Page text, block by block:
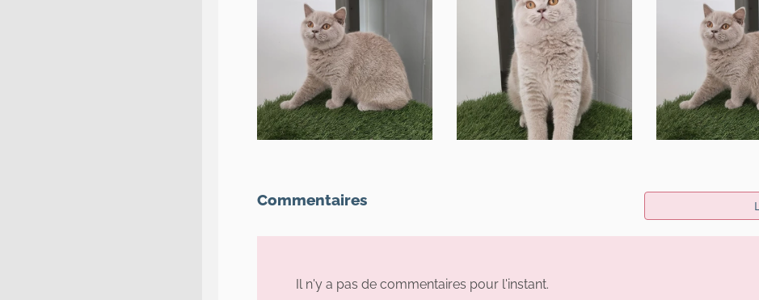
Commentaires
Il n'y a pas de commentaires pour l'instant.